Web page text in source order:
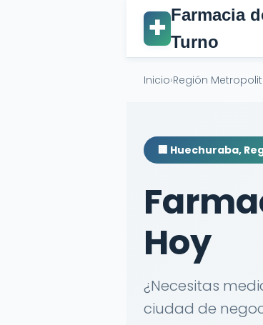
✚
Farmacia
Turno
Inicio›Región
🏢 Huechuraba,
Hoy
¿Necesitas
ciudad de